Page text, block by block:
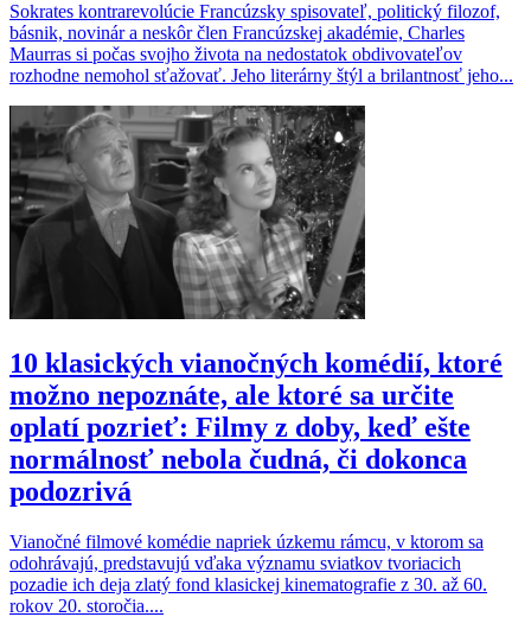
Sokrates kontrarevolúcie Francúzsky spisovateľ, politický filozof,
básnik, novinár a neskôr člen Francúzskej akadémie, Charles
Maurras si počas svojho života na nedostatok obdivovateľov
rozhodne nemohol sťažovať. Jeho literárny štýl a brilantnosť jeho...
10 klasických vianočných komédií, ktoré
možno nepoznáte, ale ktoré sa určite
oplatí pozrieť: Filmy z doby, keď ešte
normálnosť nebola čudná, či dokonca
podozrivá
Vianočné filmové komédie napriek úzkemu rámcu, v ktorom sa
odohrávajú, predstavujú vďaka významu sviatkov tvoriacich
pozadie ich deja zlatý fond klasickej kinematografie z 30. až 60.
rokov 20. storočia....